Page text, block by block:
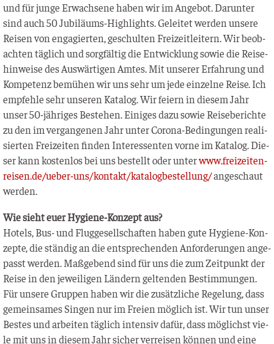
und für jun­ge Erwach­se­ne haben wir im Ange­bot. Dar­un­ter
sind auch 50 Jubi­lä­ums-High­lights. Gelei­tet wer­den unse­re
Rei­sen von enga­gier­ten, geschul­ten Frei­zeit­lei­tern. Wir beob­
ach­ten täg­lich und sorg­fäl­tig die Ent­wick­lung sowie die Rei­se­
hin­wei­se des Aus­wär­ti­gen Amtes. Mit unse­rer Erfah­rung und
Kom­pe­tenz bemü­hen wir uns sehr um jede ein­zel­ne Rei­se. Ich
emp­feh­le sehr unse­ren Kata­log. Wir fei­ern in die­sem Jahr
unser 50-jäh­ri­ges Bestehen. Eini­ges dazu sowie Rei­se­be­rich­te
zu den im ver­gan­ge­nen Jahr unter Coro­na-Bedin­gun­gen rea­li­
sier­ten Frei­zei­ten fin­den Inter­es­sen­ten vor­ne im Kata­log. Die­
ser kann kos­ten­los bei uns bestellt oder unterwww.freizeiten-
reisen.de/ueber-uns/kontakt/katalogbestellung/ange­schaut
werden.
Wie sieht euer Hygie­ne-Kon­zept aus?
Hotels, Bus- und Flug­ge­sell­schaf­ten haben gute Hygie­ne-Kon­
zep­te, die stän­dig an die ent­spre­chen­den Anfor­de­run­gen ange­
passt wer­den. Maß­ge­bend sind für uns die zum Zeit­punkt der
Rei­se in den jewei­li­gen Län­dern gel­ten­den Bestim­mun­gen.
Für unse­re Grup­pen haben wir die zusätz­li­che Rege­lung, dass
gemein­sa­mes Sin­gen nur im Frei­en mög­lich ist. Wir tun unser
Bes­tes und arbei­ten täg­lich inten­siv dafür, dass mög­lichst vie­
le mit uns in die­sem Jahr sicher ver­rei­sen kön­nen und eine